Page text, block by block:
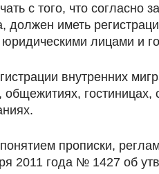
с того, что
иметь
лицами и
внутренних
прописки,
2011 года № 1427 об